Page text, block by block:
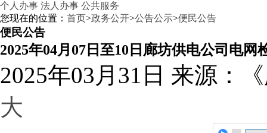
个人办事 法人办事 公共服务
您现在的位置： 首页>政务公开>公告公示>便民公告
便民公告
2025年04月07日至10日廊坊供电公司电网
2025年03月31日 来源：
大